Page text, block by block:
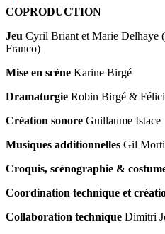
COPRODUCTION
Jeu Cyril Briant et Marie Delhaye
Franco)
Mise en scène Karine Birgé
Dramaturgie Robin Birgé &
Création sonore Guillaume Istace
Musiques additionnelles Gil
Croquis, scénographie &
Coordination technique et
Collaboration technique Dimitri